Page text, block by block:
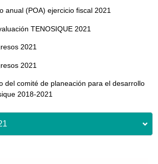
anual (POA) ejercicio fiscal 2021
TENOSIQUE 2021
2021
2021
del comité de planeación para el desarrollo
2018-2021